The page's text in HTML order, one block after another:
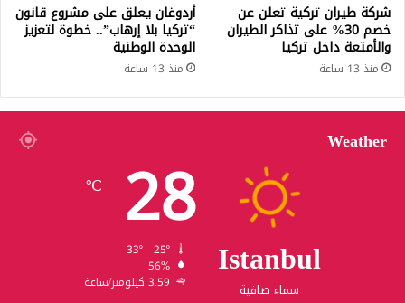
شركة طيران تركية تعلن عن
خصم 30% على تذاكر الطيران
والأمتعة داخل تركيا
منذ 13 ساعة
أردوغان يعلق على مشروع قانون
“تركيا بلا إرهاب”.. خطوة لتعزيز
الوحدة الوطنية
منذ 13 ساعة
Weather
Istanbul
سماء صافية
28
℃
56%
3.59 كيلومتر/ساعة